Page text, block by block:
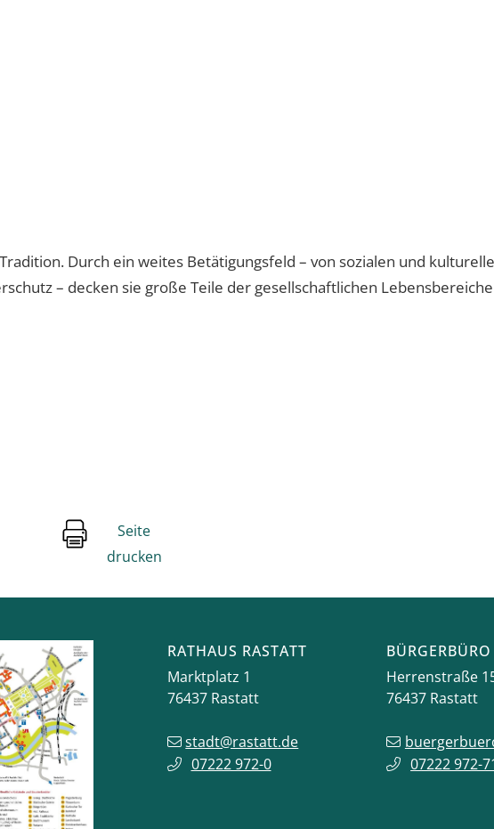
Durch ein weites Betätigungsfeld – von sozialen und
– decken sie große Teile der gesellschaftlichen
Seite
drucken
RATHAUS RASTATT
Marktplatz 1
76437 Rastatt
stadt@rastatt.de
07222 972-0
BÜRGERBÜRO
Herrenstraße
76437 Rastatt
07222 972-